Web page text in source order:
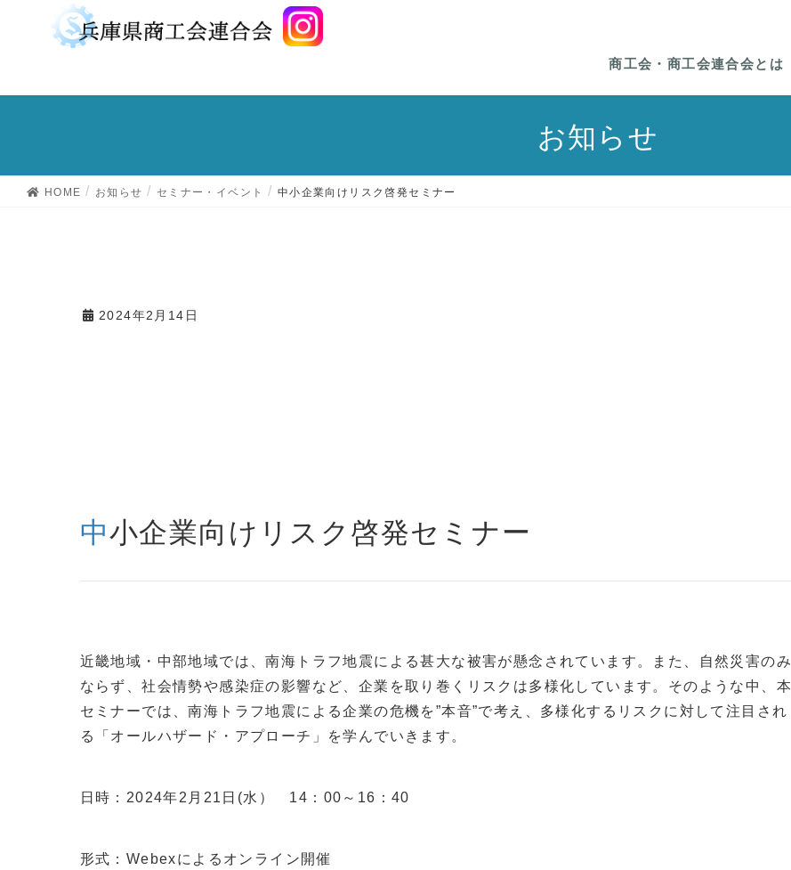
商工会・商工会連合会とは
お知らせ
HOME お知らせ セミナー・イベント 中小企業向けリスク啓発セミナー
2024年2月14日
中小企業向けリスク啓発セミナー
近畿地域・中部地域では、南海トラフ地震による甚大な被害が懸念されています。また、自然災害のみ
ならず、社会情勢や感染症の影響など、企業を取り巻くリスクは多様化しています。そのような中、本
セミナーでは、南海トラフ地震による企業の危機を”本音”で考え、多様化するリスクに対して注目され
る「オールハザード・アプローチ」を学んでいきます。
日時：2024年2月21日(水） 14：00～16：40
形式：Webexによるオンライン開催